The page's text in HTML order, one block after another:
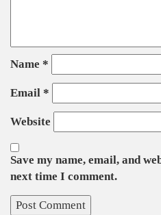
Name *
Email *
Website
Save my name, email, and
next time I comment.